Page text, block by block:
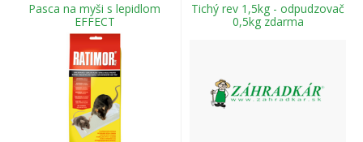
Pasca na myši s lepidlom
EFFECT
Tichý rev 1,5kg - odpudzovač
0,5kg zdarma